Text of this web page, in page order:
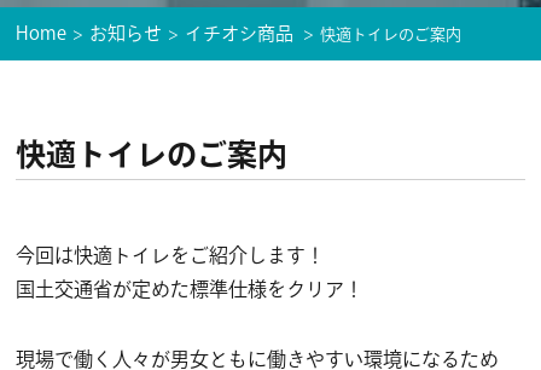
Home お知らせ イチオシ商品 快適トイレのご案内
快適トイレのご案内
今回は快適トイレをご紹介します！
国土交通省が定めた標準仕様をクリア！
現場で働く人々が男女ともに働きやすい環境になるため